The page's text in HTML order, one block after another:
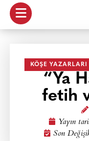
KÖŞE YAZARLARI
“Ya
fetih
Yayın
Son